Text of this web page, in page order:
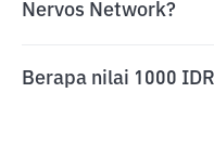
Nervos Network?
Berapa nilai 1000